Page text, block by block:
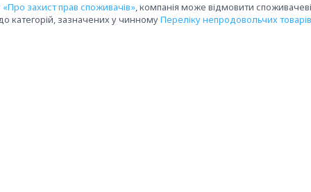
«Про захист прав споживачів», компанія може відмовити
категорій, зазначених у чинномуПереліку непродовольчих